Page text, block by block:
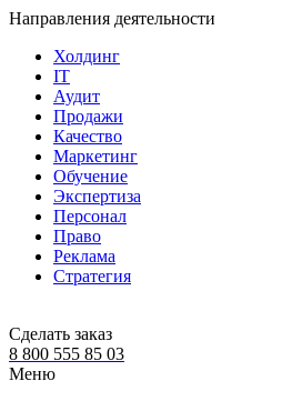
Направления деятельности
Холдинг
IT
Аудит
Продажи
Качество
Маркетинг
Обучение
Экспертиза
Персонал
Право
Реклама
Стратегия
Сделать заказ
8 800 555 85 03
Меню